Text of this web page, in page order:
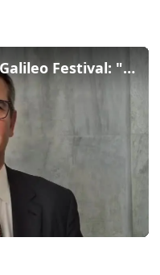
L'ad di Fidia Pizzocaro al Galileo Festival: "Ricerca e innovazione per migliorare i farmaci"